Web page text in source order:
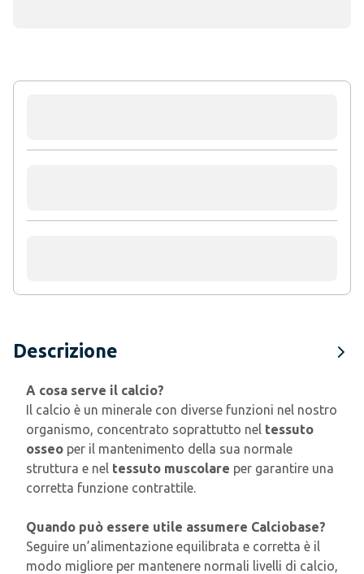
Descrizione
A cosa serve il calcio?
Il calcio è un minerale con diverse funzioni nel nostro
organismo, concentrato soprattutto nel tessuto
osseo per il mantenimento della sua normale
struttura e nel tessuto muscolare per garantire una
corretta funzione contrattile.
Quando può essere utile assumere Calciobase?
Seguire un’alimentazione equilibrata e corretta è il
modo migliore per mantenere normali livelli di calcio,